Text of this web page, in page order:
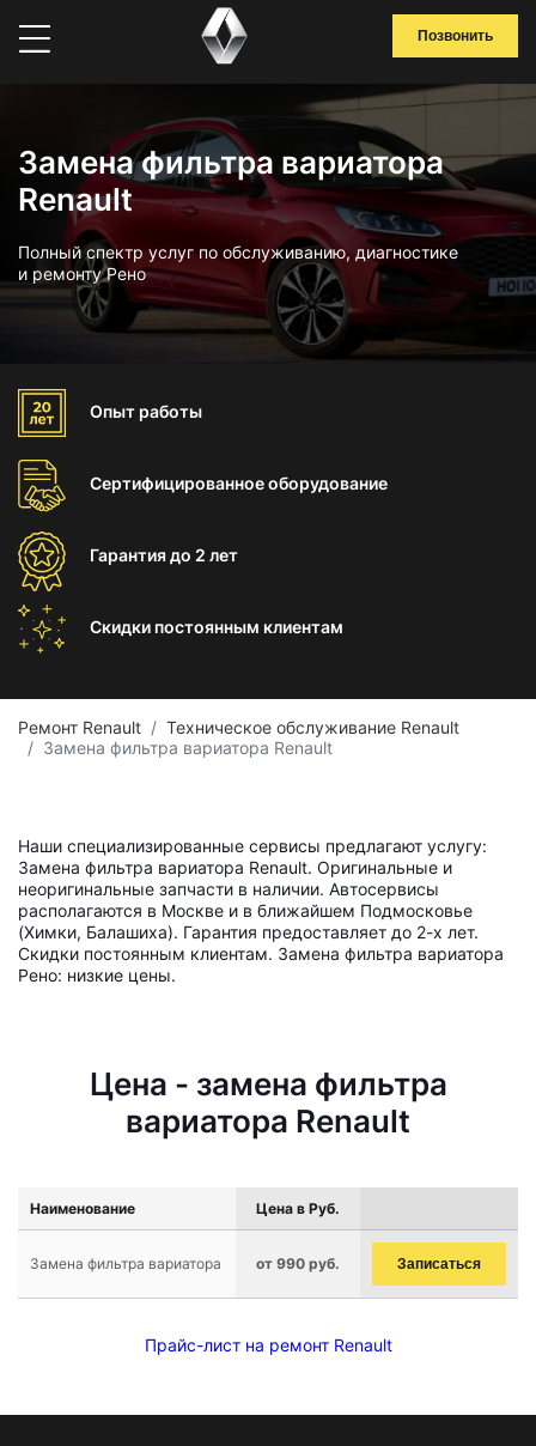
Позвонить
Замена фильтра вариатора
Renault
Полный спектр услуг по обслуживанию, диагностике
и ремонту Рено
Опыт работы
Сертифицированноеоборудование
Гарантиядо 2 лет
Скидки постоянным клиентам
Ремонт Renault
Техническое обслуживание Renault
Замена фильтра вариатора Renault
Наши специализированные сервисы предлагают услугу:
Замена фильтра вариатора Renault. Оригинальные и
неоригинальные запчасти в наличии. Автосервисы
располагаются в Москве и в ближайшем Подмосковье
(Химки, Балашиха). Гарантия предоставляет до 2-х лет.
Скидки постоянным клиентам. Замена фильтра вариатора
Рено: низкие цены.
Цена - замена фильтра
вариатора Renault
Наименование Цена в Руб.
Замена фильтра вариатора от 990 руб. Записаться
Прайс-лист на ремонт Renault